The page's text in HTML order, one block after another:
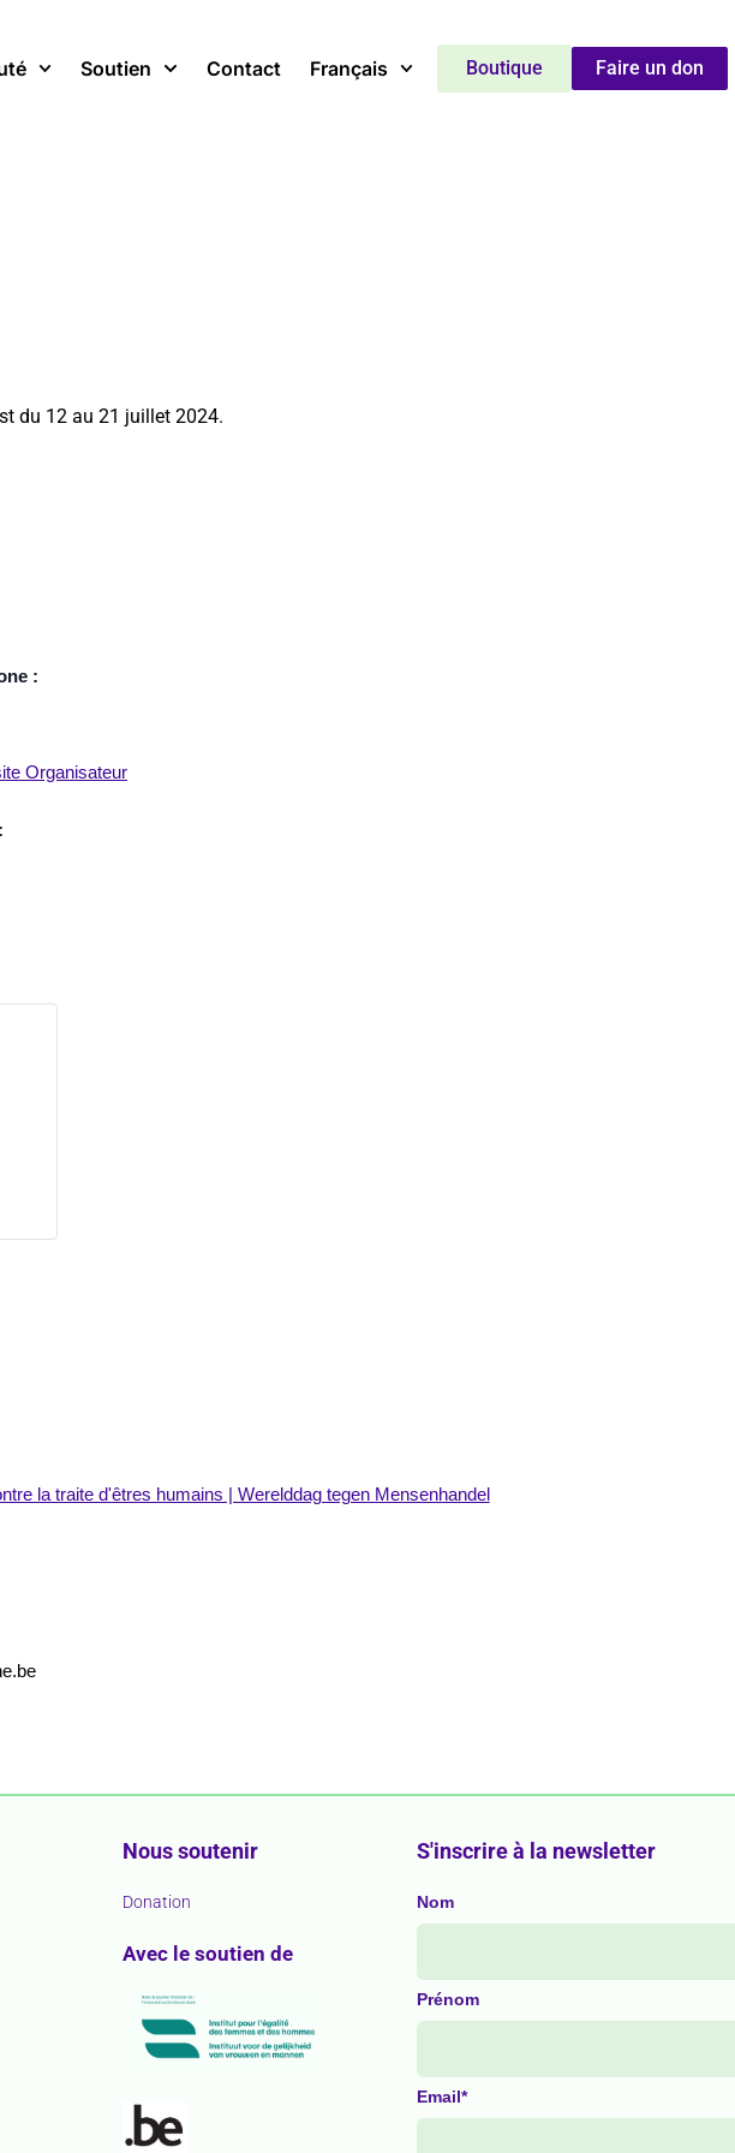
Soutien Contact Français Faire un don
Boutique
du 12 au 21 juillet 2024.
:
Organisateur
la traite d'êtres humains | Werelddag tegen Mensenhandel
Nous soutenir
Donation
Avec le soutien de
S'inscrire à la newsletter
Nom
Prénom
Email*